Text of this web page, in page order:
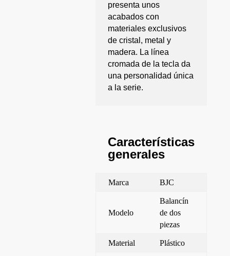
presenta unos
acabados con
materiales exclusivos
de cristal, metal y
madera. La línea
cromada de la tecla da
una personalidad única
a la serie.
Características
generales
Marca BJC
Modelo
Balancín
de dos
piezas
Material Plástico